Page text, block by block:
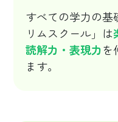
すべての学力の
リムスクール」は
読解力・表現力を
ます。